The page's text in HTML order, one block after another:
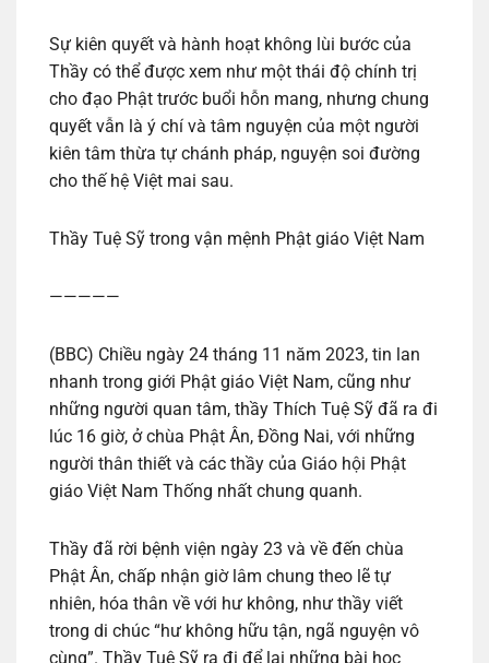
Sự kiên quyết và hành hoạt không lùi bước của
Thầy có thể được xem như một thái độ chính trị
cho đạo Phật trước buổi hỗn mang, nhưng chung
quyết vẫn là ý chí và tâm nguyện của một người
kiên tâm thừa tự chánh pháp, nguyện soi đường
cho thế hệ Việt mai sau.
Thầy Tuệ Sỹ trong vận mệnh Phật giáo Việt Nam
—————
(BBC) Chiều ngày 24 tháng 11 năm 2023, tin lan
nhanh trong giới Phật giáo Việt Nam, cũng như
những người quan tâm, thầy Thích Tuệ Sỹ đã ra đi
lúc 16 giờ, ở chùa Phật Ân, Đồng Nai, với những
người thân thiết và các thầy của Giáo hội Phật
giáo Việt Nam Thống nhất chung quanh.
Thầy đã rời bệnh viện ngày 23 và về đến chùa
Phật Ân, chấp nhận giờ lâm chung theo lẽ tự
nhiên, hóa thân về với hư không, như thầy viết
trong di chúc “hư không hữu tận, ngã nguyện vô
cùng”. Thầy Tuệ Sỹ ra đi để lại những bài học